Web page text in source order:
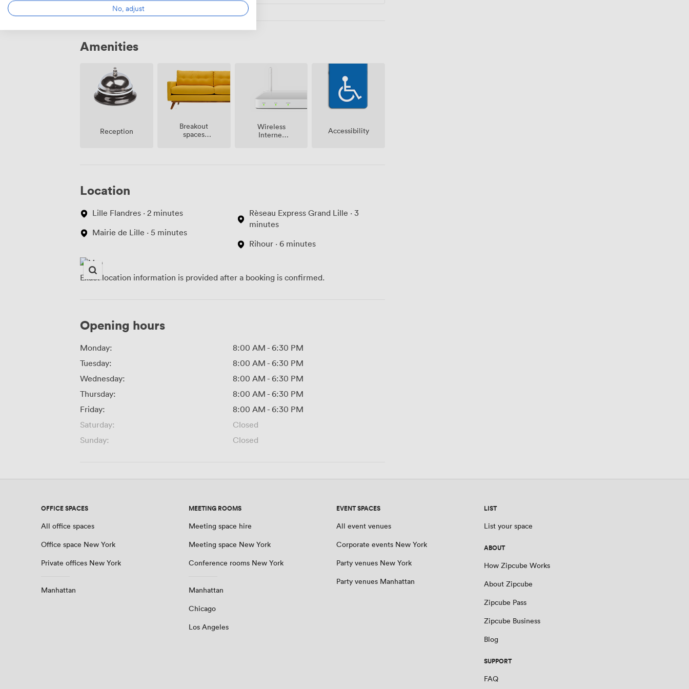
Amenities
Reception
Breakout
spaces
Wireless
Internet
Accessibility
Location
Lille Flandres · 2 minutes
Mairie de Lille · 5 minutes
Rèseau Express Grand Lille · 3
minutes
Rihour · 6 minutes
Exact location information is provided after a booking is confirmed.
Opening hours
Monday: 8:00 AM - 6:30 PM
Tuesday:
8:00 AM - 6:30 PM
Wednesday:
8:00 AM - 6:30 PM
Thursday:
8:00 AM - 6:30 PM
Friday:
8:00 AM - 6:30 PM
Saturday:
Closed
Sunday:
Closed
OFFICE SPACES
All office spaces
Office space New York
Private offices New York
Manhattan
MEETING ROOMS
Meeting space hire
Meeting space New York
Conference rooms New York
Manhattan
Chicago
Los Angeles
EVENT SPACES
All event venues
Corporate events New York
Party venues New York
Party venues Manhattan
LIST
List your space
ABOUT
How Zipcube Works
About Zipcube
Zipcube Pass
Zipcube Business
Blog
SUPPORT
FAQ
No, adjust